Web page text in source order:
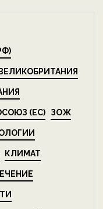
(ЕС) ЗОЖ
КЛИМАТ